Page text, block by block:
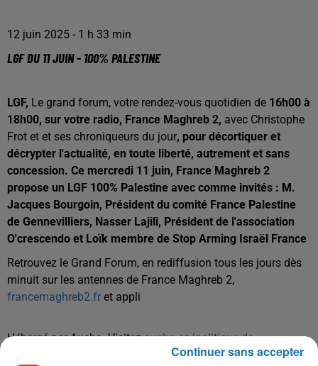
12 juin 2025 - 1 h 33 min
LGF DU 11 JUIN - 100% PALESTINE
LGF, Le grand forum, votre rendez-vous quotidien de 16h00 à
18h00, sur votre radio, France Maghreb 2, avec Christophe
Frot et et ses chroniqueurs du jour, pour décortiquer et
décrypter l'actualité, en toute liberté, autrement et sans
concession. Ce mercredi 11 juin, France Maghreb 2
propose un LGF 100% Palestine avec comme invités : M.
Jacques Bourgoin, Président du comité France Palestine
de Gennevilliers, Nasser Lajili, Président de l'association
O'crescendo et Loïk membre de Stop Arming Israël France
Retrouvez le Grand Forum, en rediffusion tous les jours dès
minuit sur les antennes de France Maghreb 2,
francemaghreb2.fr et appli
Hébergé par Ausha. Visitezausha.co/politique-de-
pour plus d'informations.Continuer sans accepter